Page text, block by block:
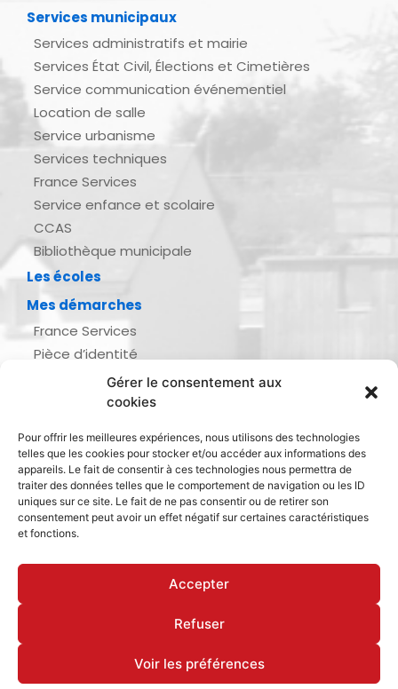
Gérer le consentement aux
cookies
Pour offrir les meilleures expériences, nous utilisons des technologies
telles que les cookies pour stocker et/ou accéder aux informations des
appareils. Le fait de consentir à ces technologies nous permettra de
traiter des données telles que le comportement de navigation ou les ID
uniques sur ce site. Le fait de ne pas consentir ou de retirer son
consentement peut avoir un effet négatif sur certaines caractéristiques
et fonctions.
Accepter
Refuser
Voir les préférences
Services municipaux
Services administratifs et mairie
Services État Civil, Élections et Cimetières
Service communication événementiel
Location de salle
Service urbanisme
Services techniques
France Services
Service enfance et scolaire
CCAS
Bibliothèque municipale
Les écoles
Mes démarches
France Services
Pièce d’identité
Demande d’actes d’état civil
Inscription listes électorales
Recensement militaire
Le journal de ma ville
Gestion des déchets
Mentions légales & politique de confidentialité
Déclaration d’accessibilité